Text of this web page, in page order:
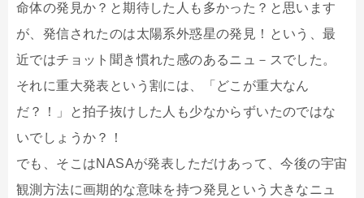
命体の発見か？と期待した人も多かった？と思います
が、発信されたのは太陽系外惑星の発見！という、最
近ではチョット聞き慣れた感のあるニュ－スでした。
それに重大発表という割には、「どこが重大なん
だ？！」と拍子抜けした人も少なからずいたのではな
いでしょうか？！
でも、そこはNASAが発表しただけあって、今後の宇宙
観測方法に画期的な意味を持つ発見という大きなニュ